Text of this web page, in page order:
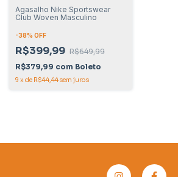
Agasalho Nike Sportswear
Club Woven Masculino
-38% OFF
R$399,99 R$649,99
R$379,99 com Boleto
9 x de R$44,44sem juros